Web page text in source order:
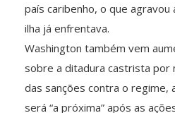
país caribenho, o que
ilha já enfrentava.
Washington também vem
sobre a ditadura castrista por
das sanções contra o regime,
será “a próxima” após as